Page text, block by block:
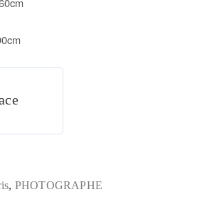
, PHOTOGRAPHE